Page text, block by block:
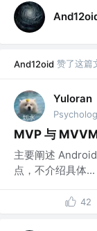
And12oid 赞了这篇
Yuloran
MVP 与
主要阐述
点，不介绍具体...
42